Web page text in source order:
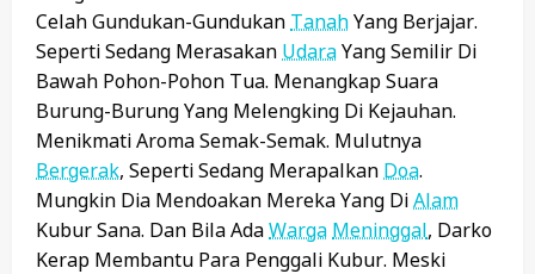
Celah Gundukan-Gundukan TanahYang Berjajar.
Seperti Sedang Merasakan UdaraYang Semilir Di
Bawah Pohon-Pohon Tua. Menangkap Suara
Burung-Burung Yang Melengking Di Kejauhan.
Menikmati Aroma Semak-Semak. Mulutnya
Bergerak, Seperti Sedang Merapalkan Doa.
Mungkin Dia Mendoakan Mereka Yang DiAlam
Kubur Sana. Dan Bila AdaWarga Meninggal, Darko
Kerap Membantu Para Penggali Kubur. Meski